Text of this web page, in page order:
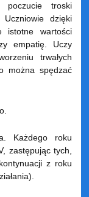
poczucie troski
dzięki
istotne wartości
empatię. Uczy
trwałych
można spędzać
Każdego roku
zastępując tych,
z roku